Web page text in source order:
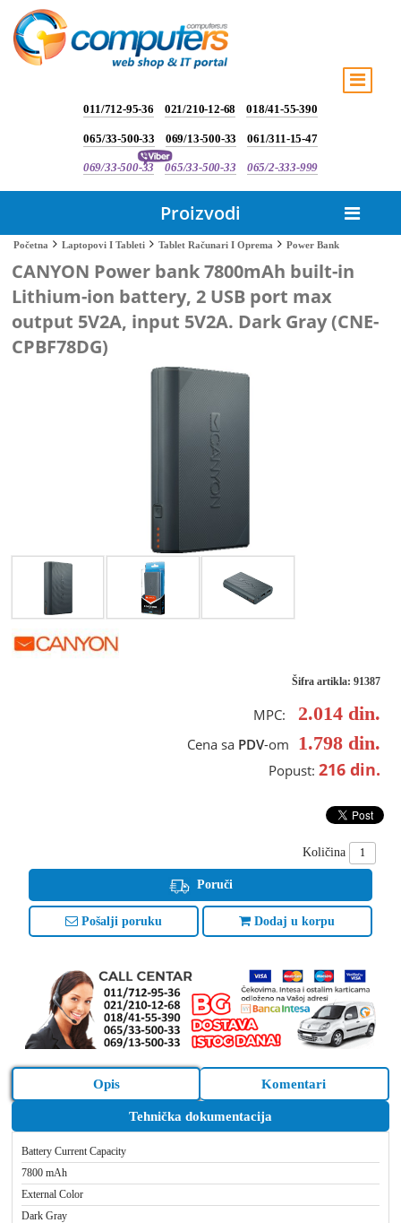
011/712-95-36 021/210-12-68 018/41-55-390
065/33-500-33 069/13-500-33 061/311-15-47
069/33-500-33 065/33-500-33 065/2-333-999
Proizvodi
Početna Laptopovi I Tableti Tablet Računari I Oprema Power Bank
CANYON Power bank 7800mAh built-in
Lithium-ion battery, 2 USB port max
output 5V2A, input 5V2A. Dark Gray (CNE-
CPBF78DG)
Šifra artikla: 91387
MPC: 2.014 din.
Cena sa PDV-om 1.798 din.
Popust: 216 din.
Količina
Poruči
Pošalji poruku Dodaj u korpu
Opis
Tehnička dokumentacija
Komentari
Battery Current Capacity
7800 mAh
External Color
Dark Gray